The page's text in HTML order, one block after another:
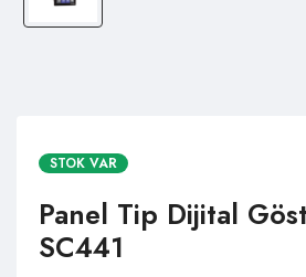
STOK VAR
Panel Tip Dijital
SC441